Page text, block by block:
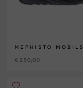
MEPHISTO MOBILS
€ 250,00